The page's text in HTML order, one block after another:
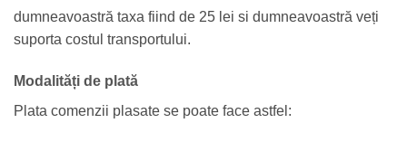
dumneavoastră taxa fiind de 25 lei si dumneavoastră veți
suporta costul transportului.
Modalități de plată
Plata comenzii plasate se poate face astfel: